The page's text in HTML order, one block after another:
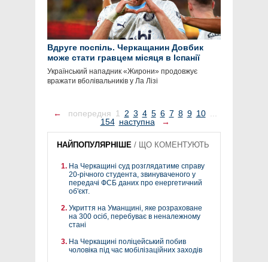
Вдруге поспіль. Черкащанин Довбик
може стати гравцем місяця в Іспанії
Український нападник «Жирони» продовжує
вражати вболівальників у Ла Лізі
← попередня 1 2 3 4 5 6 7 8 9 10 ...
154 наступна →
НАЙПОПУЛЯРНІШЕ / ЩО КОМЕНТУЮТЬ
На Черкащині суд розглядатиме справу
20-річного студента, звинуваченого у
передачі ФСБ даних про енергетичний
об'єкт.
Укриття на Уманщині, яке розраховане
на 300 осіб, перебуває в неналежному
стані
На Черкащині поліцейський побив
чоловіка під час мобілізаційних заходів